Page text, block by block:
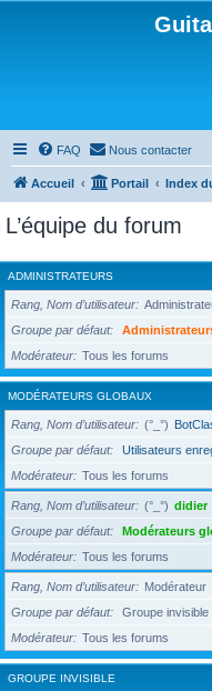
FAQ Nous contacter
Accueil Portail Index
L’équipe du forum
ADMINISTRATEURS
Rang, Nom d’utilisateur
Groupe par défaut
Modérateur
Tous les forums
MODÉRATEURS GLOBAUX
Rang, Nom d’utilisateur (°_°)
Groupe par défaut
Utilisateurs
Modérateur
Tous les forums
Rang, Nom d’utilisateur (°_°) didier
Groupe par défaut
Modérateurs
Modérateur
Tous les forums
Rang, Nom d’utilisateur Modérateur
Groupe par défaut
Groupe invisible
Modérateur
Tous les forums
GROUPE INVISIBLE